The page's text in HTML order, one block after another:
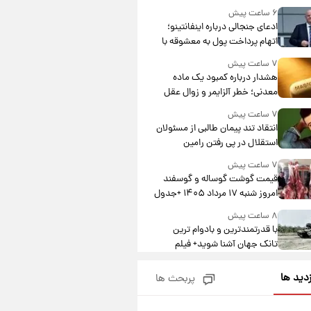
۶ ساعت پیش
ادعای جنجالی درباره اینفانتینو؛
اتهام پرداخت پول به معشوقه با
درآمد یوفا
۷ ساعت پیش
هشدار درباره کمبود یک ماده
معدنی؛ خطر آلزایمر و زوال عقل
افزایش می‌یابد؟
۷ ساعت پیش
انتقاد تند پیمان طالبی از مسئولان
استقلال در پی رفتن رامین
رضاییان+ عکس
۷ ساعت پیش
قیمت گوشت گوساله و گوسفند
امروز شنبه ۱۷ مرداد ۱۴۰۵ +جدول
۸ ساعت پیش
با قدرتمندترین و بادوام ترین
تانک جهان آشنا شوید+ فیلم
قیمت طلا ۱۸عیار امروز شنبه ۱۷
مرداد ۱۴۰۵ +جدول
ها پربحث ها